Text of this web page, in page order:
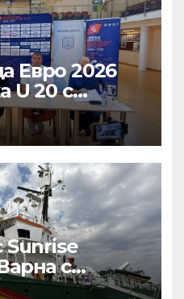
Евро 2026
U 20 с
на
басейни
Sunrise
с
на